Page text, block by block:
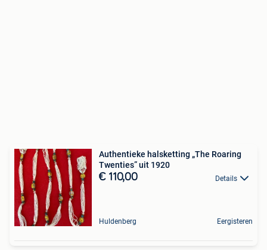
Authentieke halsketting „The Roaring
Twenties” uit 1920
€ 110,00 Details
Huldenberg Eergisteren